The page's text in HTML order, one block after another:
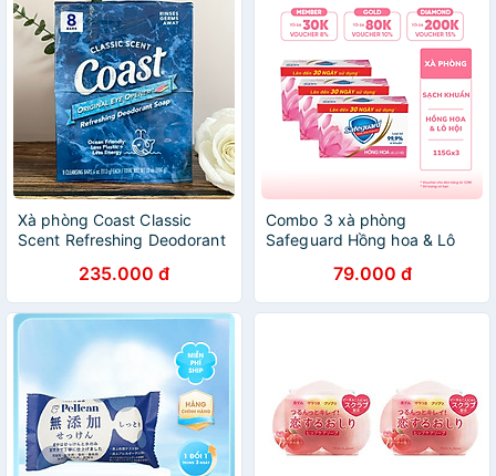
Xà phòng Coast Classic
Scent Refreshing Deodorant
khẩu Mỹ235.000 đ
Combo 3 xà phòng
Safeguard Hồng hoa & Lô
(115gx3)X24(5.24)
79.000 đ